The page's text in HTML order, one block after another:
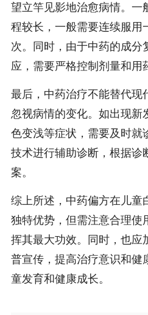
望立竿见影地治愈病情。一
程较长，一般需要连续服用
次。同时，由于中药的成分
应，需要严格控制剂量和用
最后，中药治疗不能替代现
忽视病情的变化。如出现新
色变浅等症状，需要及时就
技术进行辅助诊断，根据诊
案。
综上所述，中药偏方在儿童
独特优势，但需注意合理使
挥其最大功效。同时，也应
普宣传，提高治疗意识和健
童发育和健康成长。